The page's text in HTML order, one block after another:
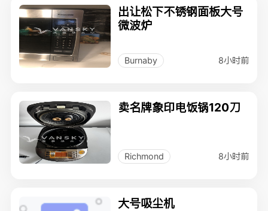
出让松下不锈钢面板大号
微波炉
Burnaby 8小时前
卖名牌象印电饭锅120刀
Richmond 8小时前
大号吸尘机